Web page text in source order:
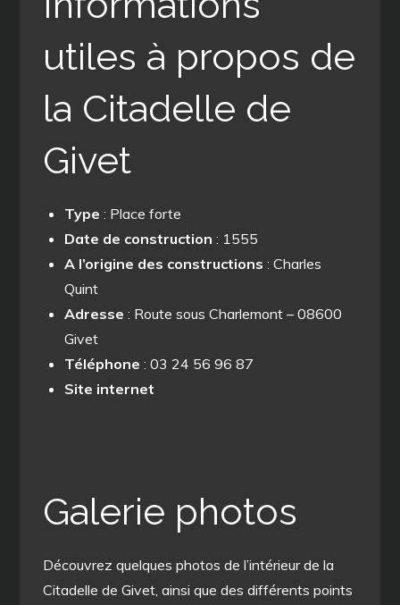
utiles à propos de
la Citadelle de
Givet
Type: Place forte
Date de construction : 1555
A l’origine des constructions : Charles
Quint
Adresse : Route sous Charlemont – 08600
Givet
Téléphone: 03 24 56 96 87
Site internet
Galerie photos
Découvrez quelques photos de l’intérieur de la
Citadelle de Givet, ainsi que des différents points